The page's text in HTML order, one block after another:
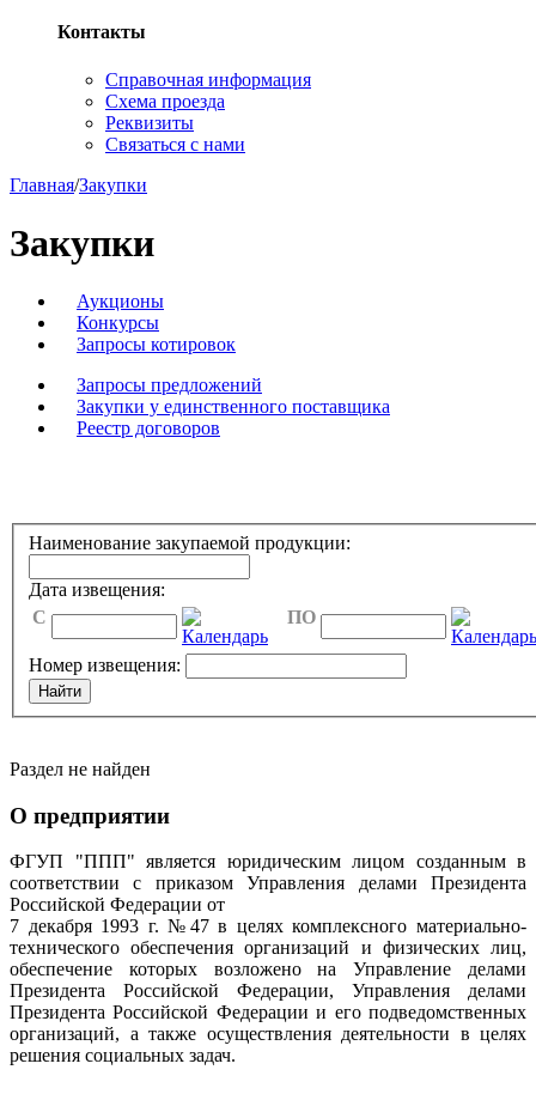
Контакты
Справочная информация
Схема проезда
Реквизиты
Связаться с нами
Главная/Закупки
Закупки
Аукционы
Конкурсы
Запросы котировок
Запросы предложений
Закупки у единственного поставщика
Реестр договоров
Наименование закупаемой продукции:
Дата извещения:
C
ПО
Номер извещения:
Раздел не найден
О предприятии
ФГУП "ППП" является юридическим лицом созданным в
соответствии с приказом Управления делами Президента
Российской Федерации от
7 декабря 1993 г. №47 в целях комплексного материально-
технического обеспечения организаций и физических лиц,
обеспечение которых возложено на Управление делами
Президента Российской Федерации, Управления делами
Президента Российской Федерации и его подведомственных
организаций, а также осуществления деятельности в целях
решения социальных задач.